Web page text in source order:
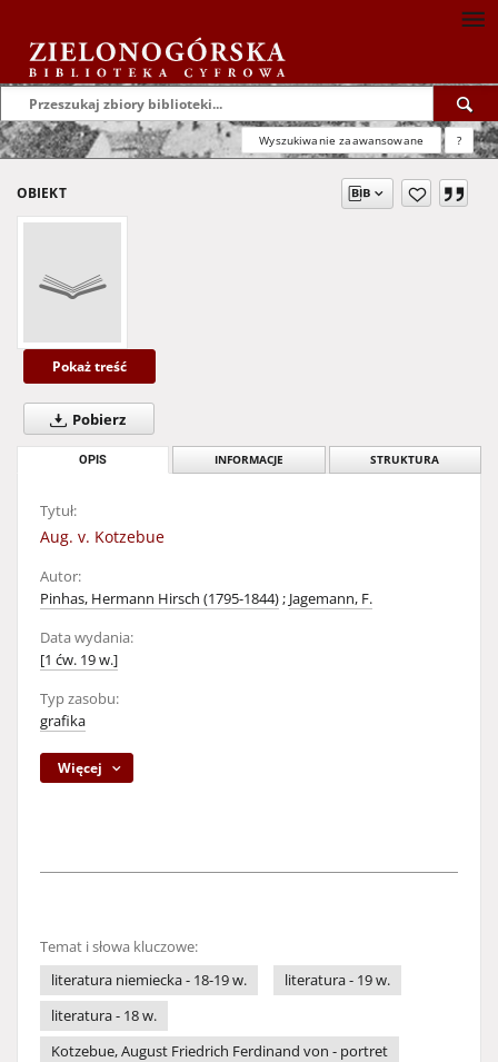
Wyszukiwanie zaawansowane ?
OBIEKT
Pokaż treść
Pobierz
OPIS INFORMACJE STRUKTURA
Tytuł:
Aug. v. Kotzebue
Autor:
Pinhas, Hermann Hirsch (1795-1844); Jagemann, F.
Data wydania:
[1 ćw. 19 w.]
Typ zasobu:
grafika
Więcej
Temat i słowa kluczowe:
literatura niemiecka - 18-19 w.
literatura - 19 w.
literatura - 18 w.
Kotzebue, August Friedrich Ferdinand von - portret